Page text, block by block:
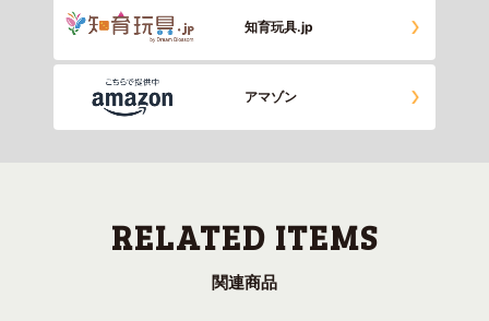
知育玩具.jp
アマゾン
関連商品